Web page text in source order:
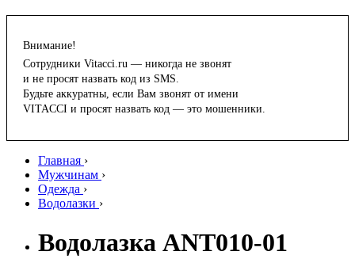
Внимание!
Сотрудники Vitacci.ru — никогда не звонят
и не просят назвать код из SMS.
Будьте аккуратны, если Вам звонят от имени
VITACCI и просят назвать код — это мошенники.
Главная ›
Мужчинам ›
Одежда ›
Водолазки ›
Водолазка ANT010-01